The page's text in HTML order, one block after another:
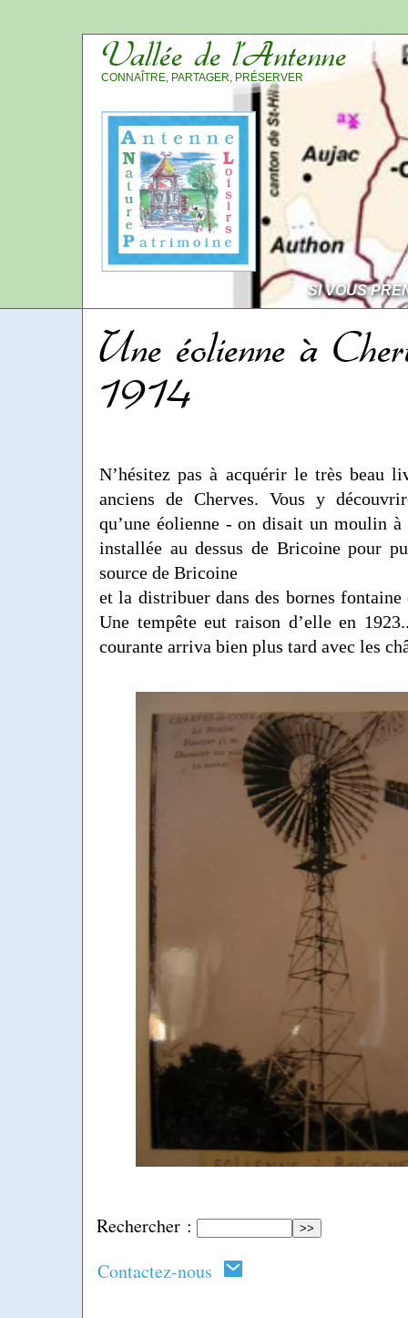
Vallée de l’Antenne
CONNAÎTRE, PARTAGER, PRÉSERVER
SI VOUS
Rechercher :
Contactez-nous
Une éolienne à
1914
N’hésitez pas à acquérir le très beau
anciens de Cherves. Vous y
qu’une éolienne - on disait un moulin à
installée au dessus de Bricoine pour
source de Bricoine
et la distribuer dans des bornes fontaine
Une tempête eut raison d’elle en
courante arriva bien plus tard avec les